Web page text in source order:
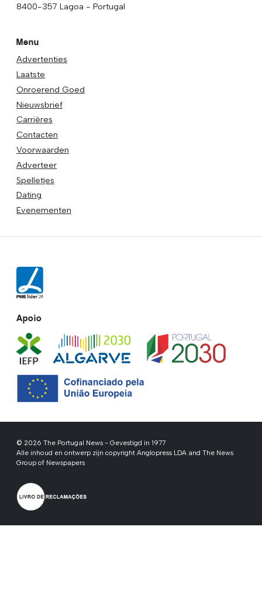
8400-357 Lagoa - Portugal
Menu
Advertenties
Laatste
Onroerend Goed
Nieuwsbrief
Carrières
Contacten
Voorwaarden
Adverteer
Spelletjes
Dating
Evenementen
Apoio
© 2026 The Portugal News - Gevestigd in 1977
Alle inhoud en ontwerp zijn copyright Anglopress LDA and The News
Group of Newspapers